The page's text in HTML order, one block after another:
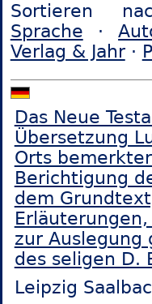
Sortieren
Sprache ·
Verlag & Jahr·
Das Neue
Übersetzung
Orts
Berichtigung
dem
zur Auslegung
des seligen D.
Leipzig